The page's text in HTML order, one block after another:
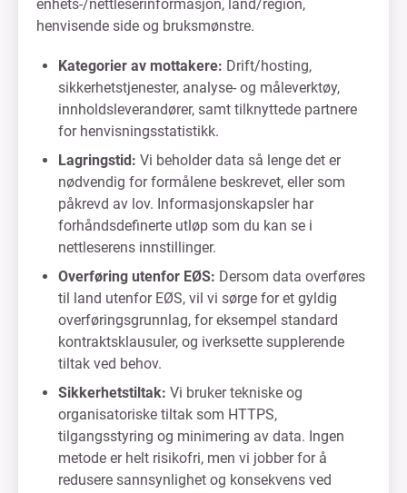
enhets-/nettleserinformasjon, land/region,
henvisende side og bruksmønstre.
Kategorier av mottakere: Drift/hosting,
sikkerhetstjenester, analyse- og måleverktøy,
innholdsleverandører, samt tilknyttede partnere
for henvisningsstatistikk.
Lagringstid: Vi beholder data så lenge det er
nødvendig for formålene beskrevet, eller som
påkrevd av lov. Informasjonskapsler har
forhåndsdefinerte utløp som du kan se i
nettleserens innstillinger.
Overføring utenfor EØS: Dersom data overføres
til land utenfor EØS, vil vi sørge for et gyldig
overføringsgrunnlag, for eksempel standard
kontraktsklausuler, og iverksette supplerende
tiltak ved behov.
Sikkerhetstiltak: Vi bruker tekniske og
organisatoriske tiltak som HTTPS,
tilgangsstyring og minimering av data. Ingen
metode er helt risikofri, men vi jobber for å
redusere sannsynlighet og konsekvens ved